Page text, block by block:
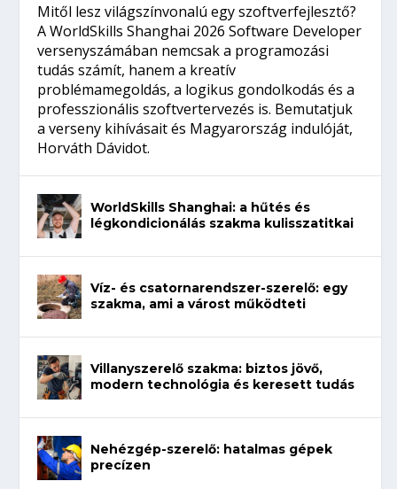
Mitől lesz világszínvonalú egy szoftverfejlesztő?
A WorldSkills Shanghai 2026 Software Developer
versenyszámában nemcsak a programozási
tudás számít, hanem a kreatív
problémamegoldás, a logikus gondolkodás és a
professzionális szoftvertervezés is. Bemutatjuk
a verseny kihívásait és Magyarország indulóját,
Horváth Dávidot.
WorldSkills Shanghai: a hűtés és
légkondicionálás szakma kulisszatitkai
Víz- és csatornarendszer-szerelő: egy
szakma, ami a várost működteti
Villanyszerelő szakma: biztos jövő,
modern technológia és keresett tudás
Nehézgép-szerelő: hatalmas gépek
precízen